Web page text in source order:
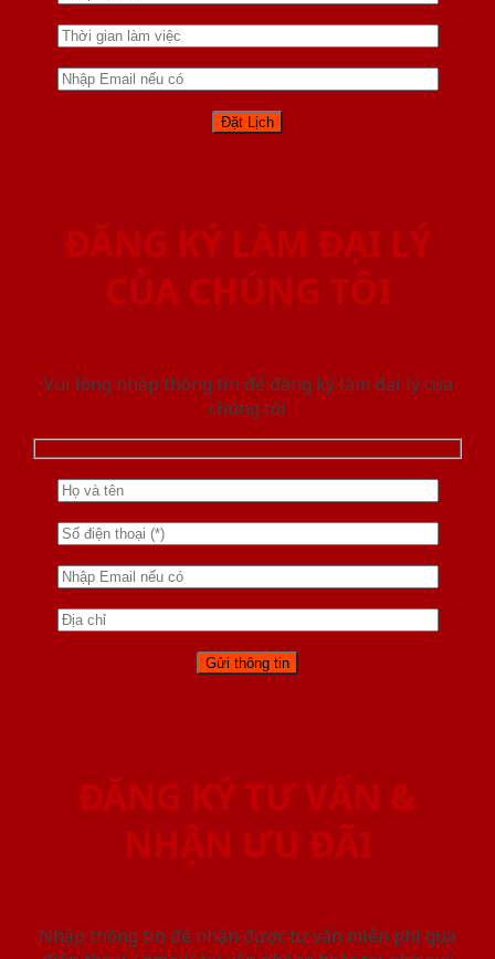
ĐĂNG KÝ LÀM ĐẠI LÝ
CỦA CHÚNG TÔI
Vui lòng nhập thông tin để đăng ký làm đại lý của
chúng tôi
ĐĂNG KÝ TƯ VẤN &
NHẬN ƯU ĐÃI
Nhập thông tin để nhận được tư vấn miễn phí qua